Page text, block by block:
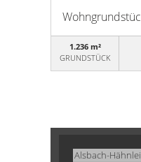
1.236 m²
GRUNDSTÜCK
Alsbach-